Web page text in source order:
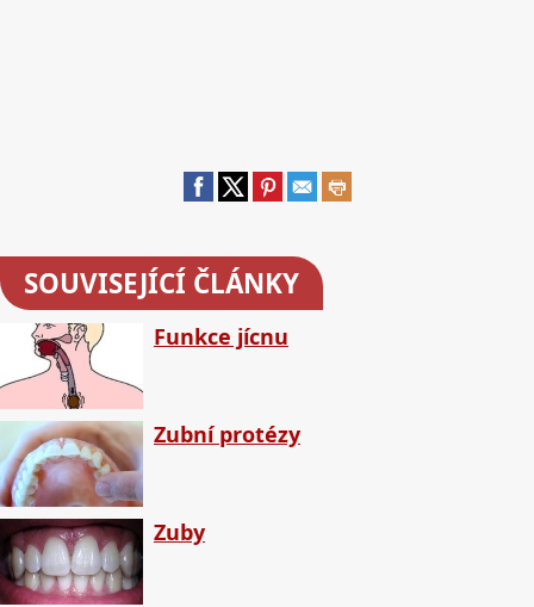
SOUVISEJÍCÍ ČLÁNKY
Funkce jícnu
Zubní protézy
Zuby